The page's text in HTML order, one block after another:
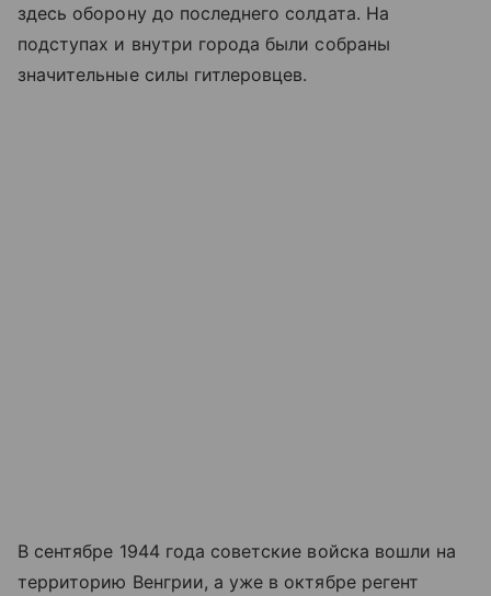
здесь оборону до последнего солдата. На
подступах и внутри города были собраны
значительные силы гитлеровцев.
В сентябре 1944 года советские войска вошли на
территорию Венгрии, а уже в октябре регент